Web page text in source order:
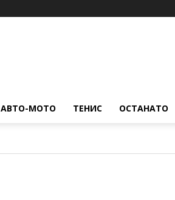
АВТО-МОТО ТЕНИС ОСТАНАТО